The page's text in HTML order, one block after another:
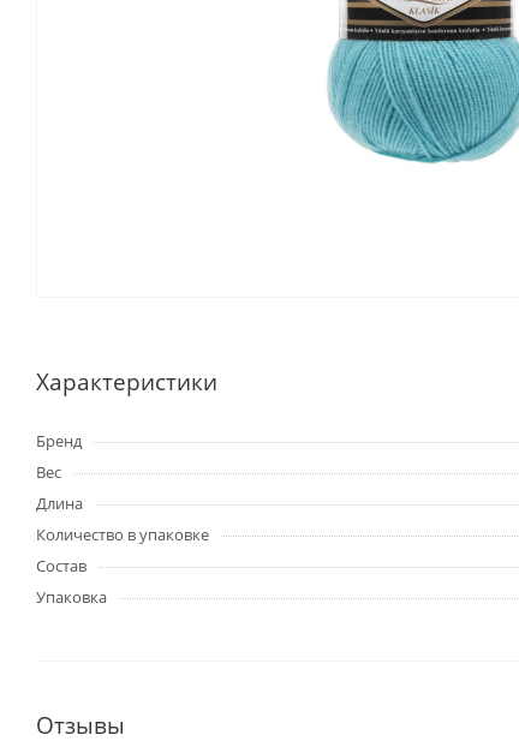
Характеристики
Бренд
Вес
Длина
Количество в упаковке
Состав
Упаковка
Отзывы